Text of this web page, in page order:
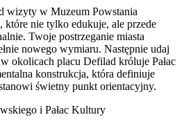
wizyty w Muzeum Powstania
które nie tylko edukuje, ale przede
Twoje postrzeganie miasta
nowego wymiaru. Następnie udaj
okolicach placu Defilad króluje Pałac
konstrukcja, która definiuje
świetny punkt orientacyjny.
i Pałac Kultury